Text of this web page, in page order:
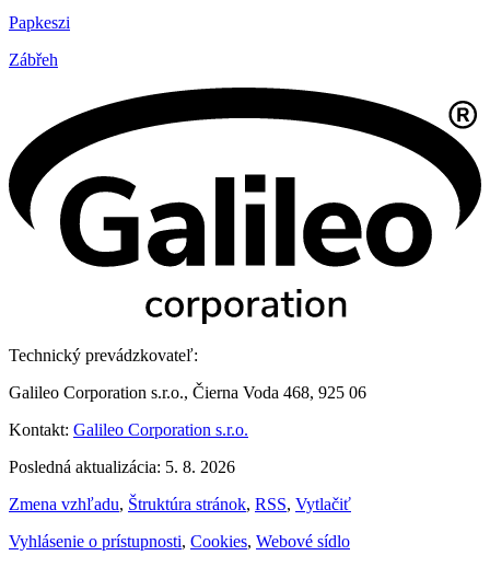
Papkeszi
Zábřeh
Technický prevádzkovateľ:
Galileo Corporation s.r.o., Čierna Voda 468, 925 06
Kontakt: Galileo Corporation s.r.o.
Posledná aktualizácia: 5. 8. 2026
Zmena vzhľadu, Štruktúra stránok, RSS, Vytlačiť
Vyhlásenie o prístupnosti, Cookies, Webové sídlo